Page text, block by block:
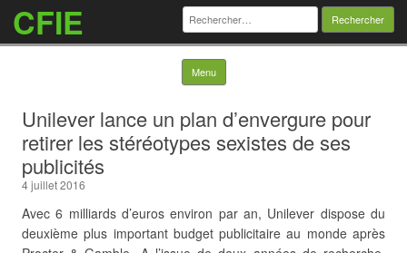
CFIE Rechercher :
Menu Skip to content
Unilever lance un plan d’envergure pour
retirer les stéréotypes sexistes de ses
publicités
4 juillet 2016
Avec 6 milliards d’euros environ par an, Unilever dispose du
deuxième plus important budget publicitaire au monde après